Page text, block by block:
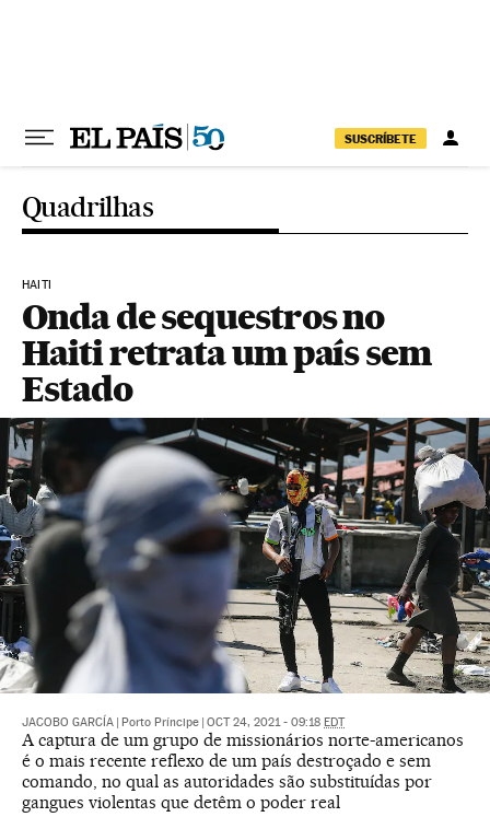
SUSCRÍBETE
Quadrilhas
HAITI
Onda de sequestros no
Haiti retrata um país sem
Estado
JACOBO GARCÍA Porto Príncipe OCT 24, 2021 - 09:18 EDT
A captura de um grupo de missionários norte-americanos
é o mais recente reflexo de um país destroçado e sem
comando, no qual as autoridades são substituídas por
gangues violentas que detêm o poder real